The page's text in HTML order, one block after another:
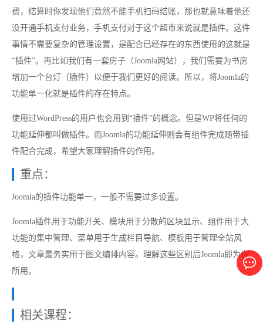
费，结算时你发现他们竟然不能手机扫码结账，那也就意味着他还
没开通手机支付业务，手机支付对于这个超市来说就是插件。这件
事情不需要复杂的管理设置，是配合已经存在的东西使用的这就是
“插件”。再比如我们有一套房子（Joomla网站），我们需要为书房
增加一个台灯（插件）以便于我们更好的阅读。所以，将Joomla的
功能单一化就是插件的存在特点。
使用过WordPress的用户也会用到“插件”的概念。但是WP将任何的
功能延伸都叫做插件。而Joomla的功能延伸则会有组件完成随带插
件配合完成，希望大家理解插件的作用。
重点：
Joomla的插件功能单一，一般不需要过多设置。
Joomla插件用于功能开关、模块用于分散的区块显示、组件用于大
功能的集中管理、菜单用于生成栏目导航、模板用于管理全站风
格，文章最务实用于图文编排内容。理解这些区别后Joomla即为你
所用。
相关课程：